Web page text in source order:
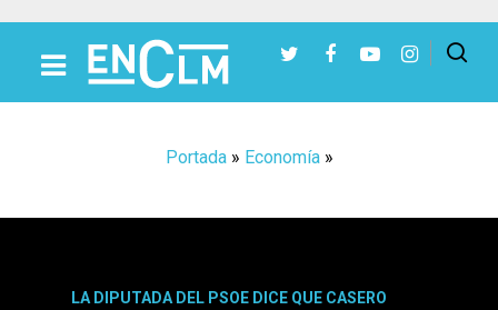
Portada» Economía»
LA DIPUTADA DEL PSOE DICE QUE CASERO